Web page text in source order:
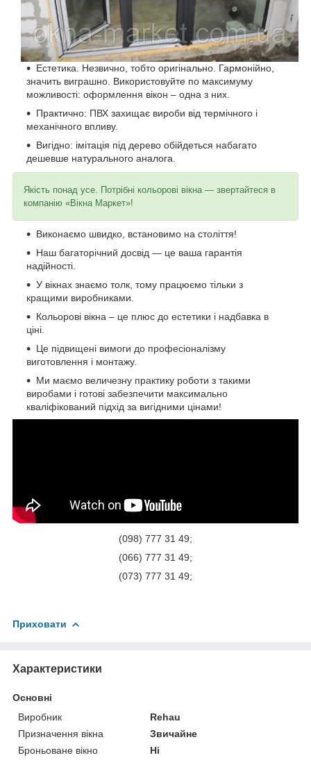
Естетика. Незвично, тобто оригінально. Гармонійно,
значить виграшно. Використовуйте по максимуму
можливості: оформлення вікон – одна з них.
Практично: ПВХ захищає вироби від термічного і
механічного впливу.
Вигідно: імітація під дерево обійдеться набагато
дешевше натурального аналога.
Якість понад усе. Потрібні кольорові вікна ― звертайтеся в
компанію «Вікна Маркет»!
Виконаємо швидко, встановимо на століття!
Наш багаторічний досвід ― це ваша гарантія
надійності.
У вікнах знаємо толк, тому працюємо тільки з
кращими виробниками.
Кольорові вікна – це плюс до естетики і надбавка в
ціні.
Це підвищені вимоги до професіоналізму
виготовлення і монтажу.
Ми маємо величезну практику роботи з такими
виробами і готові забезпечити максимально
кваліфікований підхід за вигідними цінами!
(098) 777 31 49;
(066) 777 31 49;
(073) 777 31 49;
Приховати
Характеристики
Основні
Виробник
Rehau
Призначення вікна
Звичайне
Броньоване вікно
Ні